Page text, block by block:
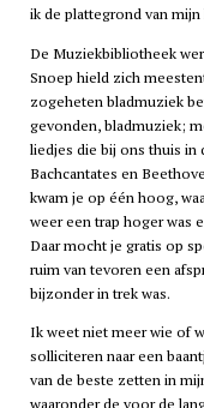
ik de plattegrond van
De Muziekbibliotheek
Snoep hield zich
zogeheten bladmuziek
gevonden, bladmuziek;
liedjes die bij ons thuis in
Bachcantates en
kwam je op één hoog,
weer een trap hoger was
Daar mocht je gratis op
ruim van tevoren een
bijzonder in trek was.
Ik weet niet meer wie of
solliciteren naar een
van de beste zetten in
waaronder de voor de